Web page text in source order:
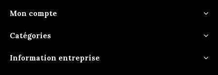
Mon compte
Catégories
Information entreprise